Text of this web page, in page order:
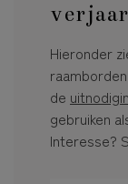
Hieronder
de
gebruiken
Interesse?